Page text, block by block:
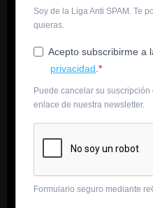
Soy de la Liga Anti SPAM. Te
quieras.
Acepto subscribirme a
privacidad
Puede cancelar su
enlace de nuestra newsletter.
Formulario seguro mediante